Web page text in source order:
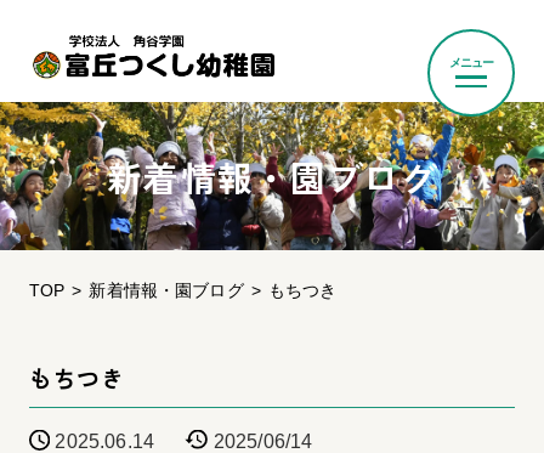
メニュー
新着情報・園ブログ
TOP 新着情報・園ブログ もちつき
もちつき
2025.06.14 2025/06/14